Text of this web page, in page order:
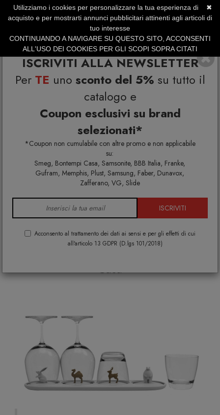
ISCRIVITI ALLA NEWSLETTER
Per TE uno sconto del 5% su tutto il
catalogo e
Coupon esclusivi su brand
selezionati*
*Coupon non cumulabile con altre promo e non applicabile
su:
Smeg, Bontempi Casa, Samsonite, BBB Italia, Franke,
Gufram, Memphis, Plust, Samsung, Faber, Dunavox,
Zafferano, VG, Slide
ISCRIVITI
Acconsento al trattamento dei dati ai sensi e per gli effetti di cui
all'articolo 13 GDPR (D.lgs 101/2018)
SERVIZIO CLIENTI +39.0773.470.562
SUMMER SALES | Fino al 31 Agosto
Lifestyle Oggetti di Design Originali
OGGETTI DI DESIGN
ORIGINALI
Oggetti di Design Originali: Gadget,
Sculture e Accessori Unici per la Tua
Casa
✖
Utilizziamo i cookies per personalizzare la tua esperienza di
acquisto e per mostrarti annunci pubblicitari attinenti agli articoli di
tuo interesse
CONTINUANDO A NAVIGARE SU QUESTO SITO, ACCONSENTI
ALL'USO DEI COOKIES PER GLI SCOPI SOPRA CITATI